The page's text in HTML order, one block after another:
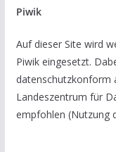
Piwik
Auf dieser Site wird
Piwik eingesetzt.
datenschutzkonform
Landeszentrum für
empfohlen (Nutzung